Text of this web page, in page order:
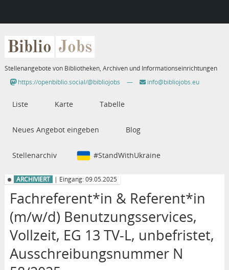
Biblio Jobs
Stellenangebote von Bibliotheken, Archiven und Informationseinrichtungen
https://openbiblio.social/@bibliojobs
— info@bibliojobs.eu
Liste Karte Tabelle
Neues Angebot eingeben Blog
Stellenarchiv #StandWithUkraine
ARCHIVIERT | Eingang: 09.05.2025
Fachreferent*in & Referent*in
(m/w/d) Benutzungsservices,
Vollzeit, EG 13 TV-L, unbefristet,
Ausschreibungsnummer N